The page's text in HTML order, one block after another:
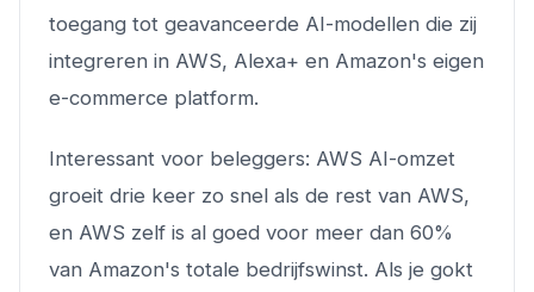
toegang tot geavanceerde AI-modellen die zij
integreren in AWS, Alexa+ en Amazon's eigen
e-commerce platform.
Interessant voor beleggers: AWS AI-omzet
groeit drie keer zo snel als de rest van AWS,
en AWS zelf is al goed voor meer dan 60%
van Amazon's totale bedrijfswinst. Als je gokt